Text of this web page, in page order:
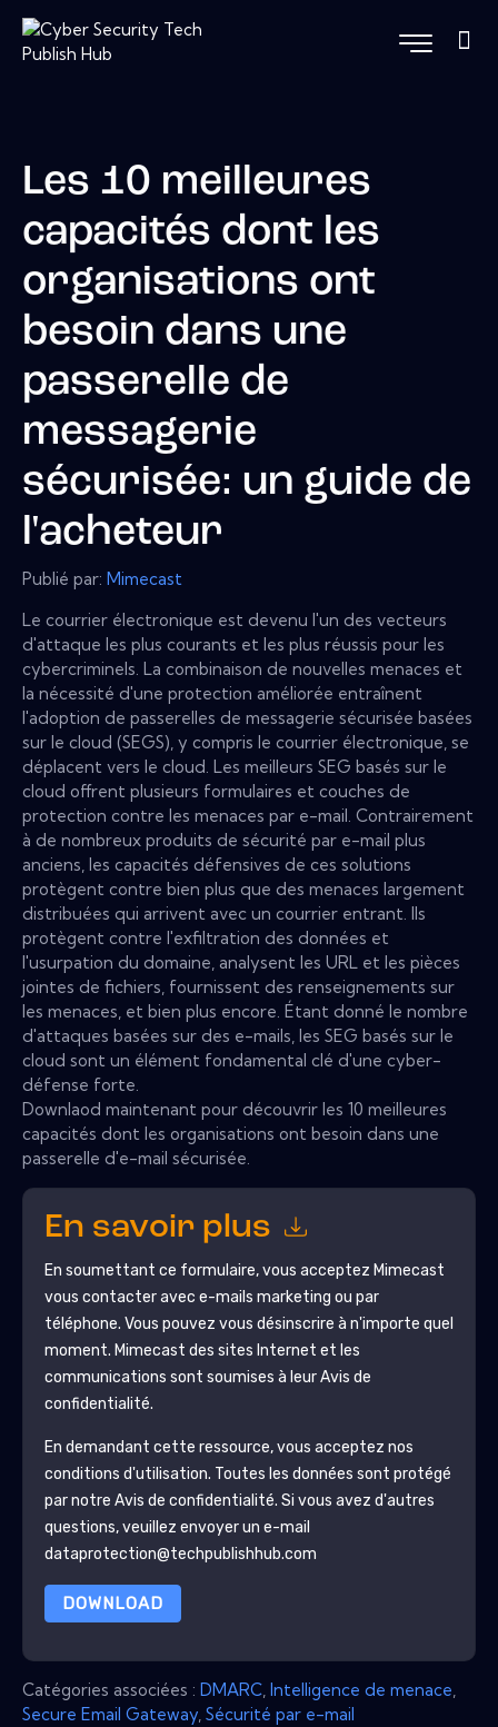
Les 10 meilleures
capacités dont les
organisations ont
besoin dans une
passerelle de
messagerie
sécurisée: un guide de
l'acheteur
Publié par: Mimecast
Le courrier électronique est devenu l'un des vecteurs
d'attaque les plus courants et les plus réussis pour les
cybercriminels. La combinaison de nouvelles menaces et
la nécessité d'une protection améliorée entraînent
l'adoption de passerelles de messagerie sécurisée basées
sur le cloud (SEGS), y compris le courrier électronique, se
déplacent vers le cloud. Les meilleurs SEG basés sur le
cloud offrent plusieurs formulaires et couches de
protection contre les menaces par e-mail. Contrairement
à de nombreux produits de sécurité par e-mail plus
anciens, les capacités défensives de ces solutions
protègent contre bien plus que des menaces largement
distribuées qui arrivent avec un courrier entrant. Ils
protègent contre l'exfiltration des données et
l'usurpation du domaine, analysent les URL et les pièces
jointes de fichiers, fournissent des renseignements sur
les menaces, et bien plus encore. Étant donné le nombre
d'attaques basées sur des e-mails, les SEG basés sur le
cloud sont un élément fondamental clé d'une cyber-
défense forte.
Downlaod maintenant pour découvrir les 10 meilleures
capacités dont les organisations ont besoin dans une
passerelle d'e-mail sécurisée.
En savoir plus
En soumettant ce formulaire, vous acceptez Mimecast
vous contacter avec e-mails marketing ou par
téléphone. Vous pouvez vous désinscrire à n'importe quel
moment. Mimecast des sites Internet et les
communications sont soumises à leur Avis de
confidentialité.
En demandant cette ressource, vous acceptez nos
conditions d'utilisation. Toutes les données sont protégé
par notre Avis de confidentialité. Si vous avez d'autres
questions, veuillez envoyer un e-mail
dataprotection@techpublishhub.com
DOWNLOAD
Catégories associées : DMARC Intelligence de menace
Secure Email Gateway Sécurité par e-mail